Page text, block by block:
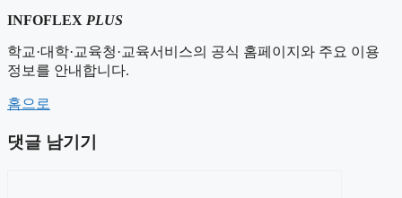
INFOFLEX PLUS
학교·대학·교육청·교육서비스의 공식 홈페이지와 주요 이용
정보를 안내합니다.
홈으로
댓글 남기기